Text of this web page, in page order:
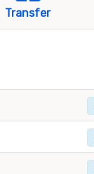
Transfer